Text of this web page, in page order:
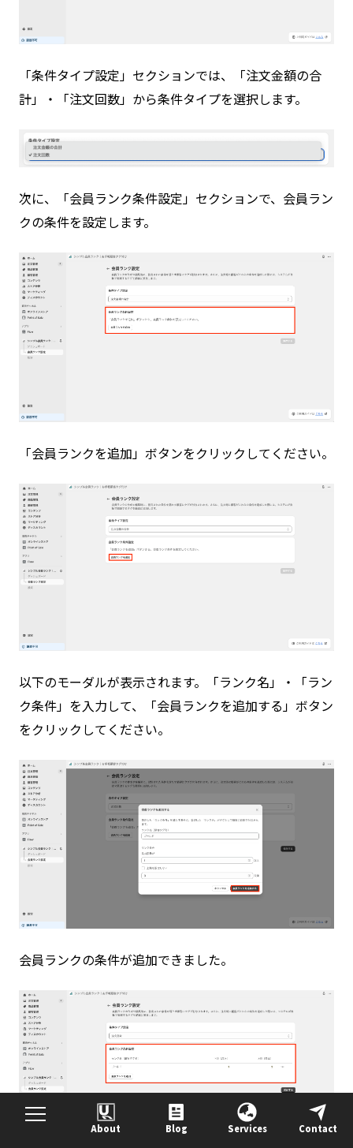
About Blog Services Contact
「条件タイプ設定」セクションでは、「注文金額の合
計」・「注文回数」から条件タイプを選択します。
次に、「会員ランク条件設定」セクションで、会員ラン
クの条件を設定します。
「会員ランクを追加」ボタンをクリックしてください。
以下のモーダルが表示されます。「ランク名」・「ラン
ク条件」を入力して、「会員ランクを追加する」ボタン
をクリックしてください。
会員ランクの条件が追加できました。